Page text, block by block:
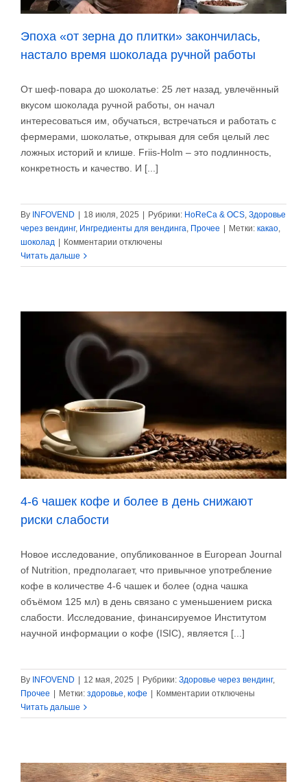
Эпоха «от зерна до плитки» закончилась,
настало время шоколада ручной работы
От шеф-повара до шоколатье: 25 лет назад, увлечённый
вкусом шоколада ручной работы, он начал
интересоваться им, обучаться, встречаться и работать с
фермерами, шоколатье, открывая для себя целый лес
ложных историй и клише. Friis-Holm – это подлинность,
конкретность и качество. И [...]
By INFOVEND | 18 июля, 2025 | Рубрики: HoReCa & OCS, Здоровье
через вендинг, Ингредиенты для вендинга, Прочее | Метки: какао,
шоколад | Комментарии к
Эпоха
до
закончилась,
настало
время
шоколада
ручной
работы
отключены
Читать дальше
4-6 чашек кофе и более в день снижают
риски слабости
Новое исследование, опубликованное в European Journal
of Nutrition, предполагает, что привычное употребление
кофе в количестве 4-6 чашек и более (одна чашка
объёмом 125 мл) в день связано с уменьшением риска
слабости. Исследование, финансируемое Институтом
научной информации о кофе (ISIC), является [...]
By INFOVEND 12 мая, 2025 Рубрики: Здоровье через вендинг,
Прочее
Метки: здоровье, кофе Комментарии к
4-
кофе
и
отключены
Читать дальше